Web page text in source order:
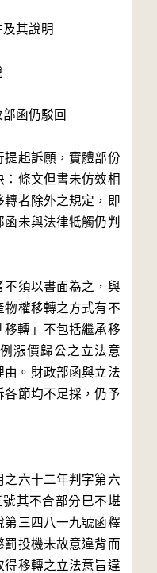
其說明
函仍駁回
起訴願，實體部份
條文但書未仿效相
轉者除外之規定，即
未與法律牴觸仍判
不須以書面為之，與
物權移轉之方式有不
轉」不包括繼承移
漲價歸公之立法意
。財政部函與立法
各節均不足採，仍予
六十二年判字第六
其不合部分巳不堪
三四八一九號函釋
投機未故意違背而
移轉之立法意旨違